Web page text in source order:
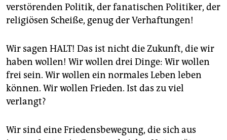
verstörenden Politik, der fanatischen Politiker, der
religiösen Scheiße, genug der Verhaftungen!
Wir sagen HALT! Das ist nicht die Zukunft, die wir
haben wollen! Wir wollen drei Dinge: Wir wollen
frei sein. Wir wollen ein normales Leben leben
können. Wir wollen Frieden. Ist das zu viel
verlangt?
Wir sind eine Friedensbewegung, die sich aus